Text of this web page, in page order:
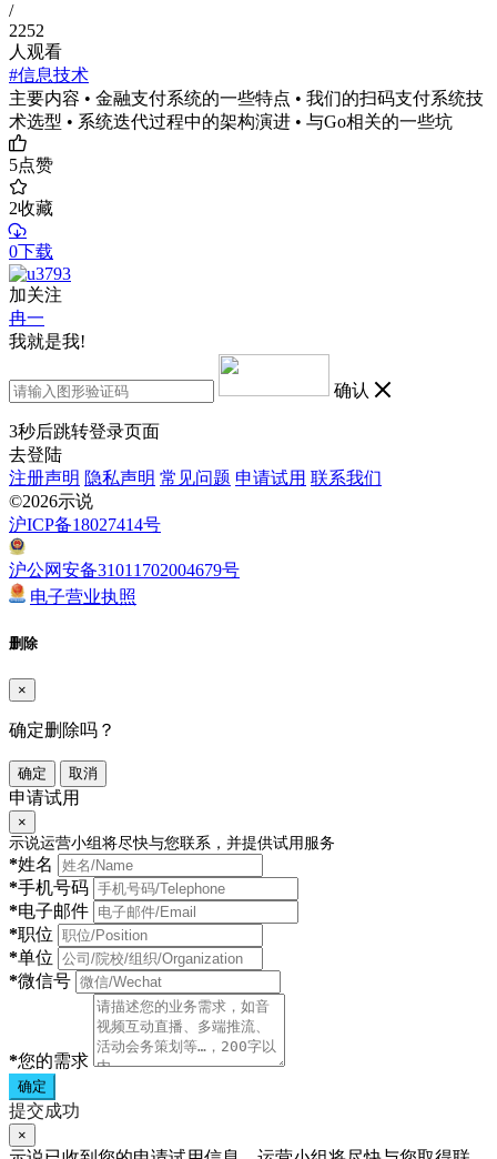
/
2252
人观看
#信息技术
主要内容 • 金融支付系统的一些特点 • 我们的扫码支付系统技
术选型 • 系统迭代过程中的架构演进 • 与Go相关的一些坑
5点赞
2收藏
0下载
加关注
冉一
我就是我!
确认
3秒后跳转登录页面
去登陆
注册声明 隐私声明 常见问题 申请试用 联系我们
©2026示说
沪ICP备18027414号
沪公网安备31011702004679号
电子营业执照
删除
×
确定删除吗？
确定 取消
申请试用
×
示说运营小组将尽快与您联系，并提供试用服务
*姓名
*手机号码
*电子邮件
*职位
*单位
*微信号
*您的需求
确定
提交成功
×